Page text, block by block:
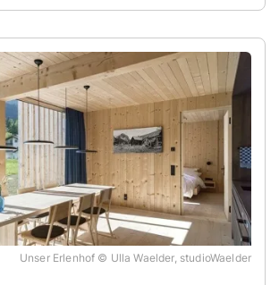
Unser Erlenhof © Ulla Waelder, studioWaelder